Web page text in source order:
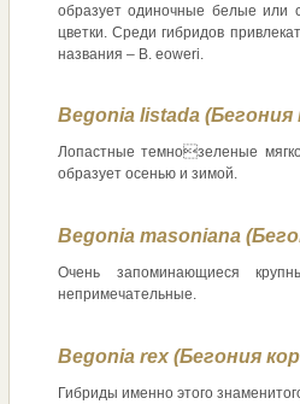
образует одиночные белые или
цветки. Среди гибридов
названия – В. eoweri.
Begonia listada
Лопастные темнозеленые
образует осенью и зимой.
Begonia masoniana
Очень запоминающиеся
непримечательные.
Begonia rex (Бегония
Гибриды именно этого